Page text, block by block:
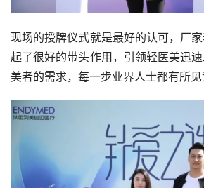
现场的授牌仪式就是最好的认可，厂
起了很好的带头作用，引领轻医美迅
美者的需求，每一步业界人士都有所见